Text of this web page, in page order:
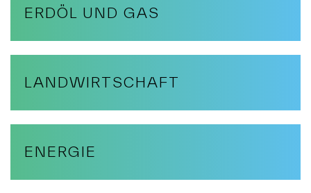
ERDÖL UND GAS
LANDWIRTSCHAFT
ENERGIE